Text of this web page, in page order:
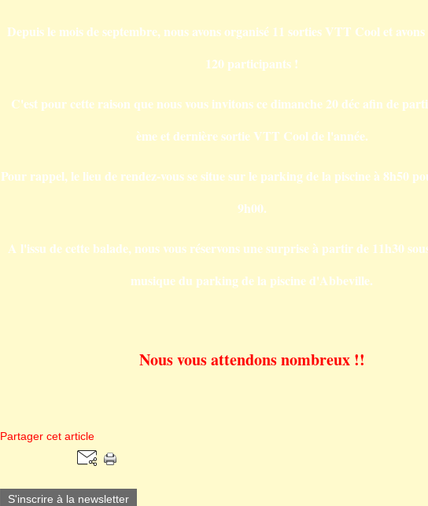
Depuis le mois de septembre, nous avons organisé 11 sorties VTT Cool et
120 participants !
C'est pour cette raison que nous vous invitons ce dimanche 20 déc afin de
ème et dernière sortie VTT Cool de l'année.
Pour rappel, le lieu de rendez-vous se situe sur le parking de la piscine à 8h50
9h00.
A l'issu de cette balade, nous vous réservons une surprise à partir de 11h30
musique du parking de la piscine d'Abbeville.
Nous vous attendons nombreux !!
Partager cet article
S'inscrire à la newsletter